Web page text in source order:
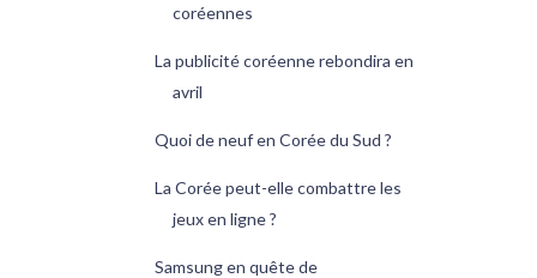
coréennes
La publicité coréenne rebondira en
avril
Quoi de neuf en Corée du Sud ?
La Corée peut-elle combattre les
jeux en ligne ?
Samsung en quête de